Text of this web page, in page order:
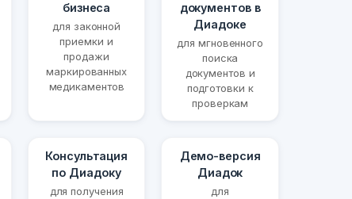
бизнеса
для законной
приемки и
продажи
маркированных
медикаментов
документов в
Диадоке
для мгновенного
поиска
документов и
подготовки к
проверкам
Консультация
по Диадоку
для получения
Демо-версия
Диадок
для